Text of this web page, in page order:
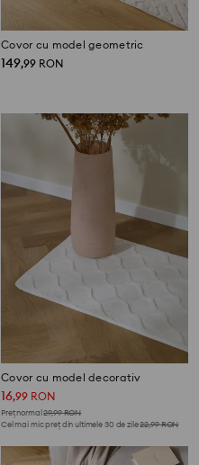
Covor cu model geometric
149,99 RON
Covor cu model decorativ
16,99 RON
Preț normal29,99RON
Cel mai mic preț din ultimele 30 de zile22,99RON